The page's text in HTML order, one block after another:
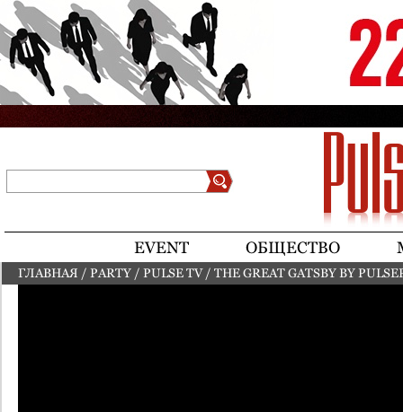
Jump to navigation
EVENT ОБЩЕСТВО
ГЛАВНАЯ / PARTY / PULSE TV/ THE GREAT GATSBY BY